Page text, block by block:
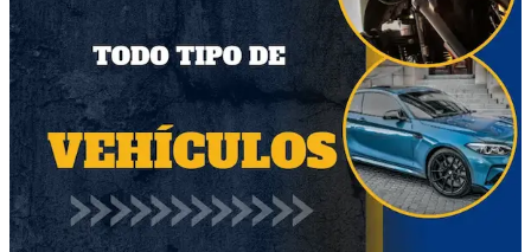
Descripción del producto
Licorera con cinco vasos pequeños a juego.